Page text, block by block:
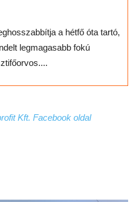
a hétfő óta tartó,
legmagasabb fokú
Kft. Facebook oldal